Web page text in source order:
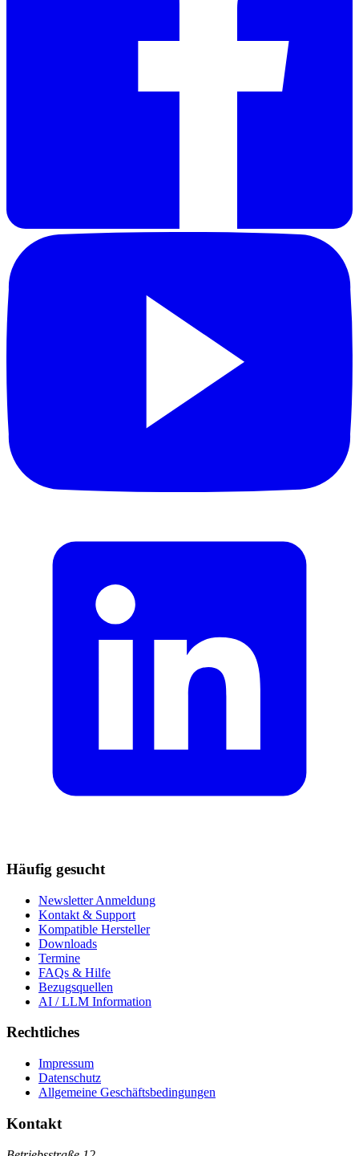
Häufig gesucht
Newsletter Anmeldung
Kontakt & Support
Kompatible Hersteller
Downloads
Termine
FAQs & Hilfe
Bezugsquellen
AI / LLM Information
Rechtliches
Impressum
Datenschutz
Allgemeine Geschäftsbedingungen
Kontakt